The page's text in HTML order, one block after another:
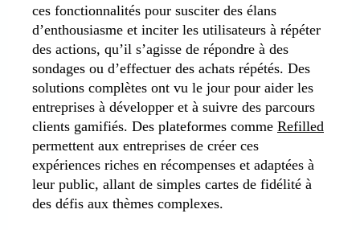
ces fonctionnalités pour susciter des élans
d’enthousiasme et inciter les utilisateurs à répéter
des actions, qu’il s’agisse de répondre à des
sondages ou d’effectuer des achats répétés. Des
solutions complètes ont vu le jour pour aider les
entreprises à développer et à suivre des parcours
clients gamifiés. Des plateformes comme Refilled
permettent aux entreprises de créer ces
expériences riches en récompenses et adaptées à
leur public, allant de simples cartes de fidélité à
des défis aux thèmes complexes.